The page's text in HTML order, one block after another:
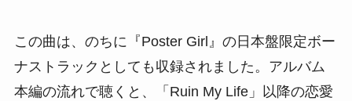
この曲は、のちに『Poster Girl』の日本盤限定ボー
ナストラックとしても収録されました。アルバム
本編の流れで聴くと、「Ruin My Life」以降の恋愛